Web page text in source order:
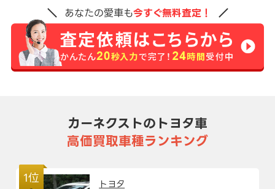
あなたの愛車も今すぐ無料査定！
カーネクストのトヨタ車
高価買取車種ランキング
1位
トヨタ